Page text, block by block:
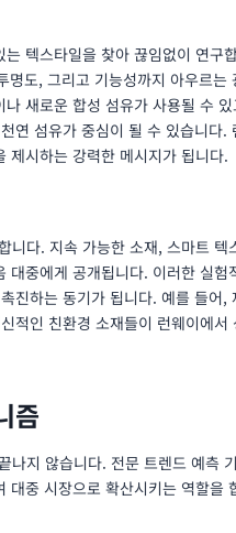
텍스타일을 찾아 끊임없이 연구
도, 그리고 기능성까지 아우르는
새로운 합성 섬유가 사용될 수
연 섬유가 중심이 될 수 있습니다.
제시하는 강력한 메시지가 됩니다.
니다. 지속 가능한 소재, 스마트 텍
중에게 공개됩니다. 이러한 실험
진하는 동기가 됩니다. 예를 들어,
적인 친환경 소재들이 런웨이에서
즘
나지 않습니다. 전문 트렌드 예측
대중 시장으로 확산시키는 역할을